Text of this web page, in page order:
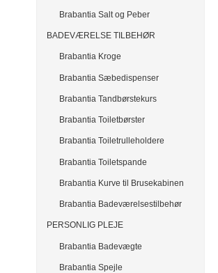
Brabantia Salt og Peber
BADEVÆRELSE TILBEHØR
Brabantia Kroge
Brabantia Sæbedispenser
Brabantia Tandbørstekurs
Brabantia Toiletbørster
Brabantia Toiletrulleholdere
Brabantia Toiletspande
Brabantia Kurve til Brusekabinen
Brabantia Badeværelsestilbehør
PERSONLIG PLEJE
Brabantia Badevægte
Brabantia Spejle